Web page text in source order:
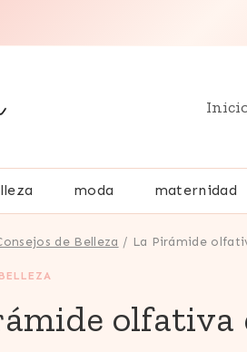
moda maternidad
de Belleza / La Pirámide
olfativa